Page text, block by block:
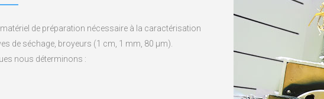
de préparation nécessaire à la caractérisation
de séchage, broyeurs (1 cm, 1 mm, 80 µm).
nous déterminons :